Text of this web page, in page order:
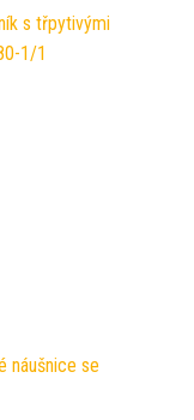
s třpytivými
1/1
náušnice se